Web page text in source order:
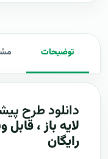
توضیحات
دانلود طرح
رایگان